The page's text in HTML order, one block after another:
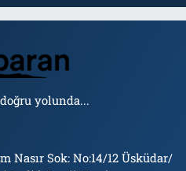
yolunda...
Nasır Sok: No:14/12 Üsküdar/